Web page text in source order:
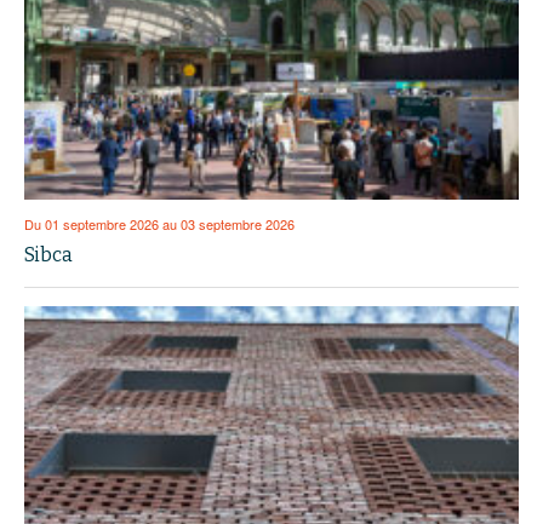
Du 01 septembre 2026 au 03 septembre 2026
Sibca